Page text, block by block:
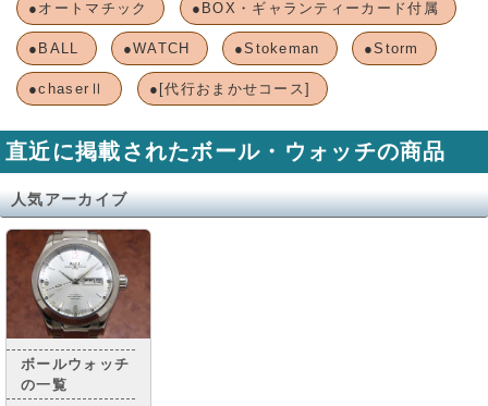
●オートマチック ●BOX・ギャランティーカード付属
●BALL ●WATCH ●Stokeman ●Storm
●chaserⅡ ●[代行おまかせコース]
直近に掲載されたボール・ウォッチの商品
人気アーカイブ
ボールウォッチ
の一覧